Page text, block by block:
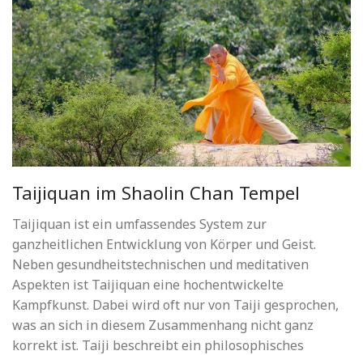
Taijiquan im Shaolin Chan Tempel
Taijiquan ist ein umfassendes System zur
ganzheitlichen Entwicklung von Körper und Geist.
Neben gesundheitstechnischen und meditativen
Aspekten ist Taijiquan eine hochentwickelte
Kampfkunst. Dabei wird oft nur von Taiji gesprochen,
was an sich in diesem Zusammenhang nicht ganz
korrekt ist. Taiji beschreibt ein philosophisches